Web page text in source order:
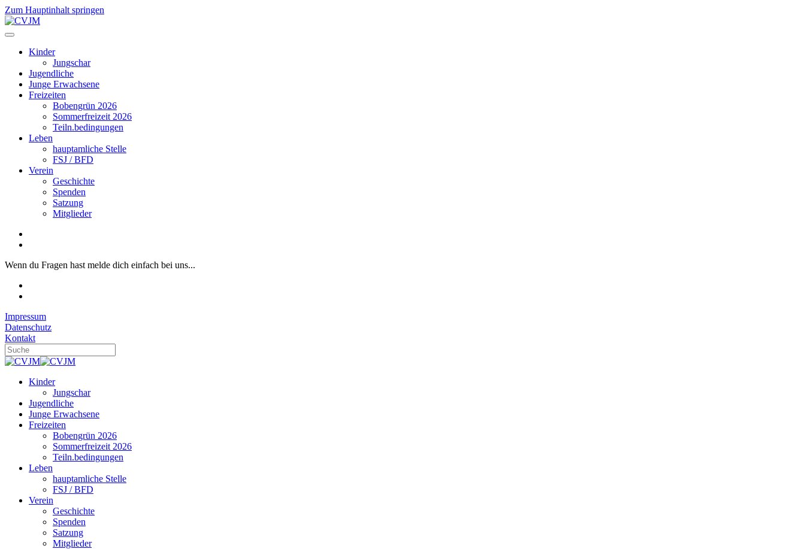
Zum Hauptinhalt springen
Kinder
Jungschar
Jugendliche
Junge Erwachsene
Freizeiten
Bobengrün 2026
Sommerfreizeit 2026
Teiln.bedingungen
Leben
hauptamliche Stelle
FSJ / BFD
Verein
Geschichte
Spenden
Satzung
Mitglieder
Wenn du Fragen hast melde dich einfach bei uns...
Impressum
Datenschutz
Kontakt
Kinder
Jungschar
Jugendliche
Junge Erwachsene
Freizeiten
Bobengrün 2026
Sommerfreizeit 2026
Teiln.bedingungen
Leben
hauptamliche Stelle
FSJ / BFD
Verein
Geschichte
Spenden
Satzung
Mitglieder